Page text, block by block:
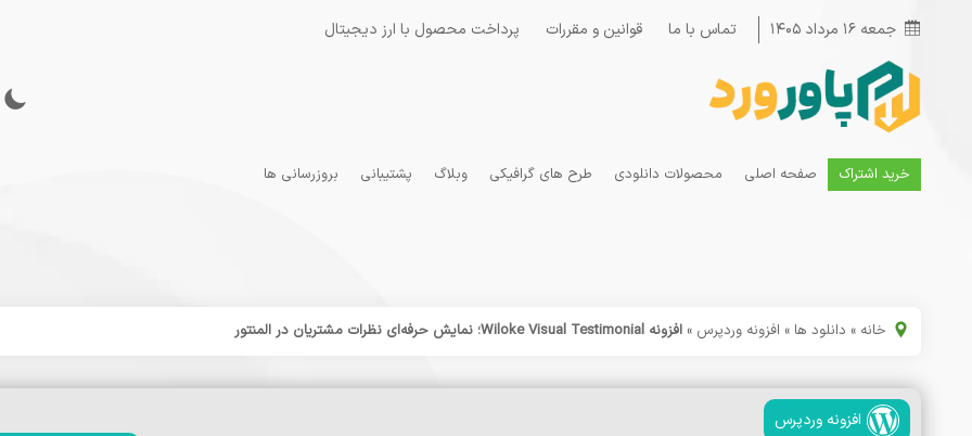
جمعه ۱۶ مرداد ۱۴۰۵ تماس با ما قوانین و مقررات پرداخت محصول با ارز دیجیتال
خرید اشتراک صفحه اصلی محصولات دانلودی طرح های گرافیکی وبلاگ پشتیبانی بروزرسانی ها
خانه » دانلود ها » افزونه وردپرس » افزونه Wiloke Visual Testimonial؛ نمایش حرفه‌ای نظرات مشتریان در المنتور
افزونه وردپرس